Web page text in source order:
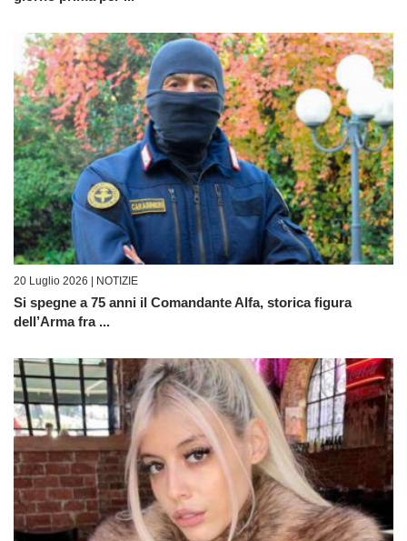
20 Luglio 2026 | NOTIZIE
Si spegne a 75 anni il Comandante Alfa, storica figura
dell’Arma fra ...